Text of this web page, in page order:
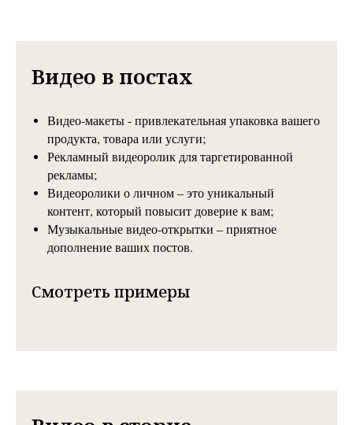
Видео в постах
Видео-макеты - привлекательная упаковка вашего
продукта, товара или услуги;
Рекламный видеоролик для таргетированной
рекламы;
Видеоролики о личном – это уникальный
контент, который повысит доверие к вам;
Музыкальные видео-открытки – приятное
дополнение ваших постов.
Смотреть примеры